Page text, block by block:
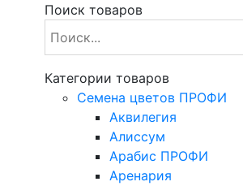
Поиск товаров
Категории товаров
Cемена цветов ПРОФИ
Аквилегия
Алиссум
Арабис ПРОФИ
Аренария